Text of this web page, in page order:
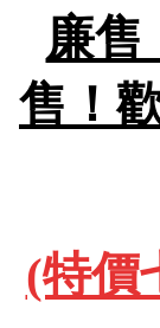
廉售
售！
(特價